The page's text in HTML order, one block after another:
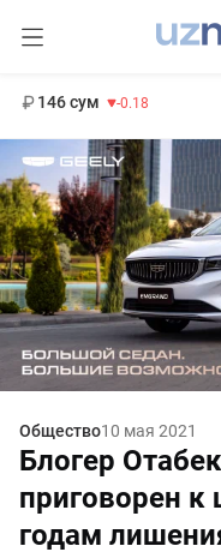
146 сум -0.18
Общество10 мая 2021
Блогер
приговорен к
годам